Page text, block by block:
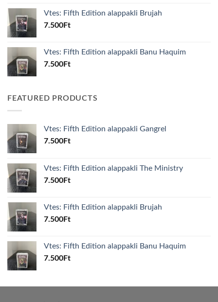
Vtes: Fifth Edition alappakli Brujah
7.500Ft
Vtes: Fifth Edition alappakli Banu Haquim
7.500Ft
FEATURED PRODUCTS
Vtes: Fifth Edition alappakli Gangrel
7.500Ft
Vtes: Fifth Edition alappakli The Ministry
7.500Ft
Vtes: Fifth Edition alappakli Brujah
7.500Ft
Vtes: Fifth Edition alappakli Banu Haquim
7.500Ft